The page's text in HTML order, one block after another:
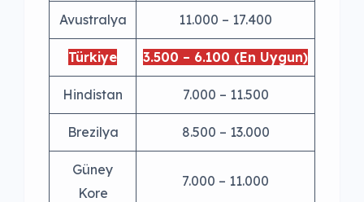
Avustralya 11.000 – 17.400
Türkiye 3.500 – 6.100 (En Uygun)
Hindistan 7.000 – 11.500
Brezilya 8.500 – 13.000
Güney
Kore
7.000 – 11.000